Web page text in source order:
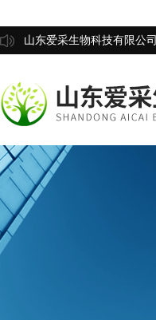
山东爱采生物科技有限公司